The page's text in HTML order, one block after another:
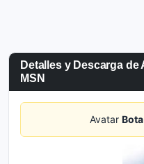
Detalles y Descarga de
MSN
Avatar